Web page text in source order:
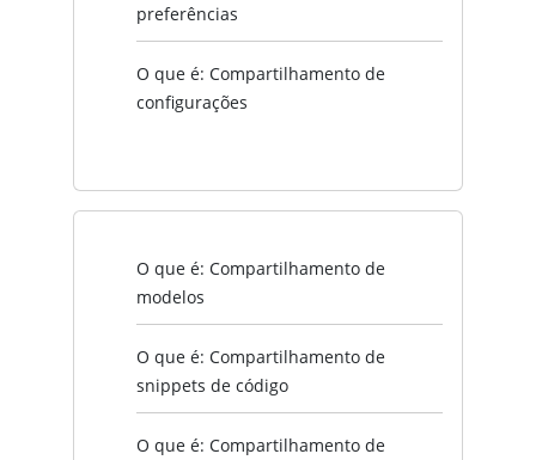
preferências
O que é: Compartilhamento de
configurações
O que é: Compartilhamento de
modelos
O que é: Compartilhamento de
snippets de código
O que é: Compartilhamento de